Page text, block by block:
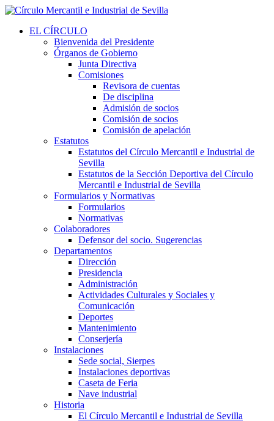
EL CÍRCULO
Bienvenida del Presidente
Órganos de Gobierno
Junta Directiva
Comisiones
Revisora de cuentas
De disciplina
Admisión de socios
Comisión de socios
Comisión de apelación
Estatutos
Estatutos del Círculo Mercantil e Industrial de
Sevilla
Estatutos de la Sección Deportiva del Círculo
Mercantil e Industrial de Sevilla
Formularios y Normativas
Formularios
Normativas
Colaboradores
Defensor del socio. Sugerencias
Departamentos
Dirección
Presidencia
Administración
Actividades Culturales y Sociales y
Comunicación
Deportes
Mantenimiento
Conserjería
Instalaciones
Sede social, Sierpes
Instalaciones deportivas
Caseta de Feria
Nave industrial
Historia
El Círculo Mercantil e Industrial de Sevilla